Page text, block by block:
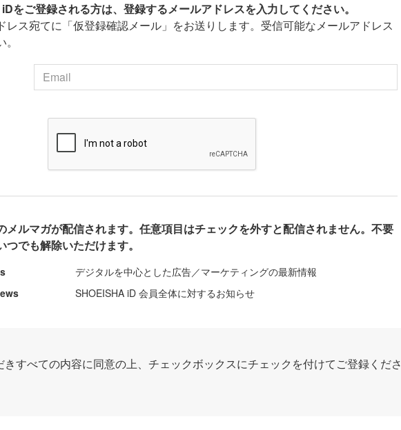
をご登録される方は、登録するメールアドレスを入力してください。
レス宛てに「仮登録確認メール」をお送りします。受信可能なメールアドレス
メルマガが配信されます。任意項目はチェックを外すと配信されません。不要
でも解除いただけます。
デジタルを中心とした広告／マーケティングの最新情報
SHOEISHA iD 会員全体に対するお知らせ
すべての内容に同意の上、チェックボックスにチェックを付けてご登録くださ